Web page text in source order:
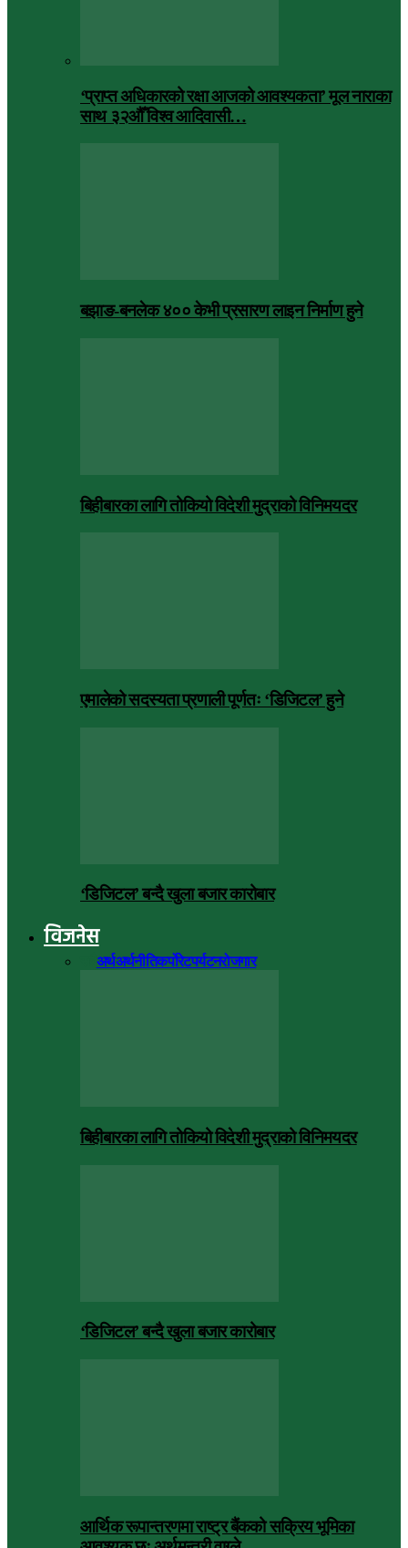
‘प्राप्त अधिकारको रक्षा आजको आवश्यकता’ मूल नाराका
साथ ३२औँ विश्व आदिवासी…
बझाङ-बनलेक ४०० केभी प्रसारण लाइन निर्माण हुने
बिहीबारका लागि तोकियो विदेशी मुद्राको विनिमयदर
एमालेको सदस्यता प्रणाली पूर्णतः ‘डिजिटल’ हुने
‘डिजिटल’ बन्दै खुला बजार कारोबार
विजनेस
अर्थअर्थनीतिकर्पोरेटपर्यटनरोजगार
बिहीबारका लागि तोकियो विदेशी मुद्राको विनिमयदर
‘डिजिटल’ बन्दै खुला बजार कारोबार
आर्थिक रूपान्तरणमा राष्ट्र बैंकको सक्रिय भूमिका